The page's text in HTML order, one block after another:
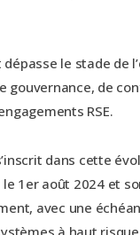
dépasse le stade de
gouvernance, de
RSE.
dans cette
1er août 2024 et
avec une
à haut